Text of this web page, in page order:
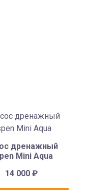
дренажный
Mini Aqua
14 000 ₽